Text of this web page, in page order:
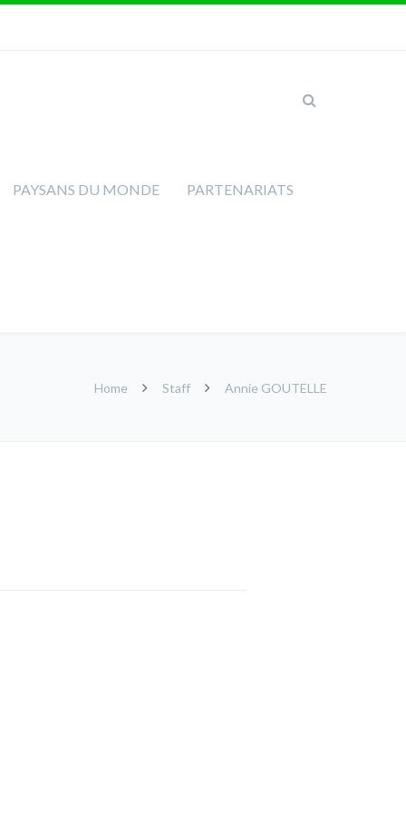
PAYSANS DU MONDE PARTENARIATS
Home Staff Annie GOUTELLE